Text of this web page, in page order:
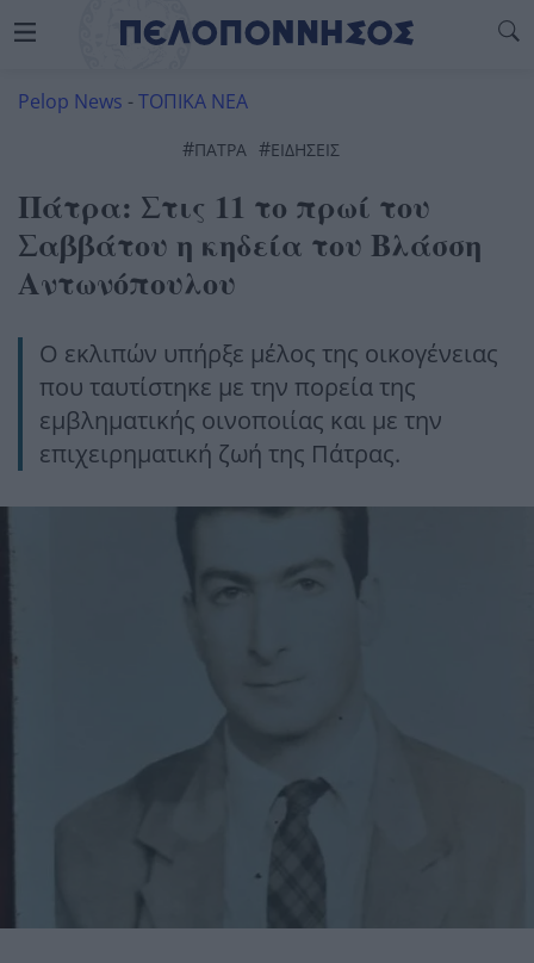
Pelop News -ΤΟΠΙΚΑ ΝΕΑ
#ΠΆΤΡΑ #ΕΙΔΗΣΕΙΣ
Πάτρα: Στις 11 το πρωί του
Σαββάτου η κηδεία του Βλάσση
Αντωνόπουλου
Ο εκλιπών υπήρξε μέλος της οικογένειας
που ταυτίστηκε με την πορεία της
εμβληματικής οινοποιίας και με την
επιχειρηματική ζωή της Πάτρας.